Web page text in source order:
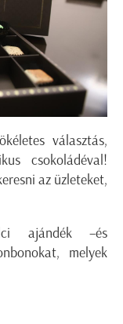
választás,
csokoládéval!
az üzleteket,
ajándék –és
melyek